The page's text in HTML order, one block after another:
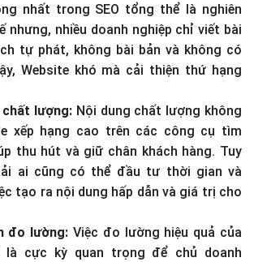
nhất trong SEO tổng thể là nghiên
nhưng, nhiều doanh nghiệp chỉ viết bài
tự phát, không bài bản và không có
Website khó mà cải thiện thứ hạng
chất lượng: Nội dung chất lượng không
xếp hạng cao trên các công cụ tìm
thu hút và giữ chân khách hàng. Tuy
ai cũng có thể đầu tư thời gian và
tạo ra nội dung hấp dẫn và giá trị cho
đo lường: Việc đo lường hiệu quả của
là cực kỳ quan trọng để chủ doanh